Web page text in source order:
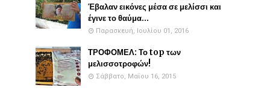
Έβαλαν εικόνες μέσα σε μελίσσι και
έγινε το θαύμα...
Παρασκευή, Ιουλίου 01, 2016
ΤΡΟΦΟΜΕΛ: Το top των
μελισσοτροφών!
Σάββατο, Μαΐου 16, 2015